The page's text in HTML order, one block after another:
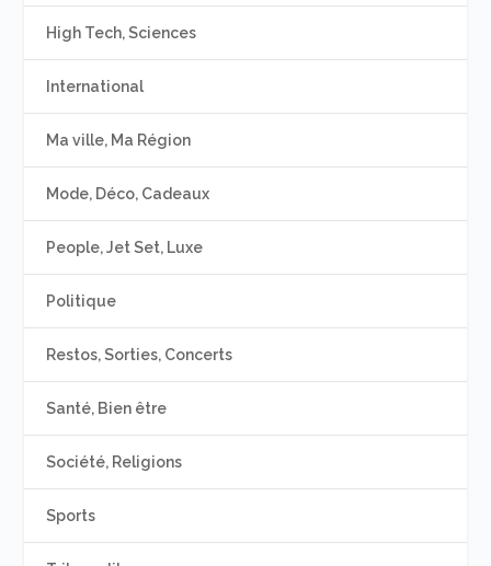
High Tech, Sciences
International
Ma ville, Ma Région
Mode, Déco, Cadeaux
People, Jet Set, Luxe
Politique
Restos, Sorties, Concerts
Santé, Bien être
Société, Religions
Sports